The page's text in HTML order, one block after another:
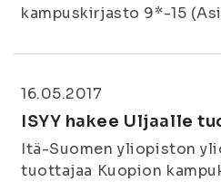
kampuskirjasto 9*-15
16.05.2017
ISYY hakee Uljaalle
Itä-Suomen yliopiston
tuottajaa Kuopion